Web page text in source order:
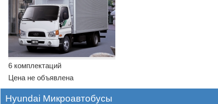
6 комплектаций
Цена не объявлена
Hyundai Микроавтобусы